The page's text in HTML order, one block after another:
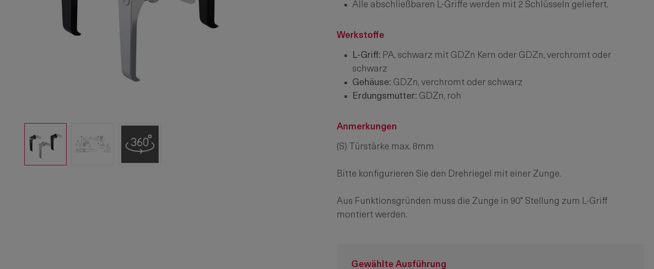
Alle abschließbaren L-Griffe werden mit 2 Schlüsseln geliefert.
Werkstoffe
L-Griff: PA, schwarz mit GDZn Kern oder GDZn, verchromt oder
schwarz
Gehäuse: GDZn, verchromt oder schwarz
Erdungsmutter: GDZn, roh
Anmerkungen
(S) Türstärke max. 8mm
Bitte konfigurieren Sie den Drehriegel mit einer Zunge.
Aus Funktionsgründen muss die Zunge in 90° Stellung zum L-Griff
montiert werden.
Gewählte Ausführung